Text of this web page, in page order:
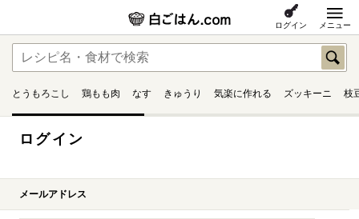
ログイン メニュー
とうもろこし 鶏もも肉 なす きゅうり 気楽に作れる ズッキーニ 枝
ログイン
メールアドレス